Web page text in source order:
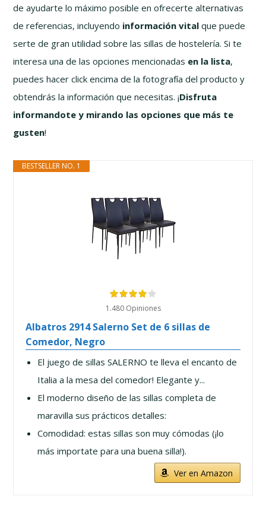
de ayudarte lo máximo posible en ofrecerte alternativas
de referencias, incluyendo información vital que puede
serte de gran utilidad sobre las sillas de hostelería. Si te
interesa una de las opciones mencionadas en la lista,
puedes hacer click encima de la fotografía del producto y
obtendrás la información que necesitas. ¡Disfruta
informandote y mirando las opciones que más te
gusten!
BESTSELLER NO. 1
1.480 Opiniones
Albatros 2914 Salerno Set de 6 sillas de
Comedor, Negro
El juego de sillas SALERNO te lleva el encanto de
Italia a la mesa del comedor! Elegante y...
El moderno diseño de las sillas completa de
maravilla sus prácticos detalles:
Comodidad: estas sillas son muy cómodas (¡lo
más importate para una buena silla!).
Ver en Amazon